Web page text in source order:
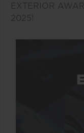
EXTERIOR
2025!